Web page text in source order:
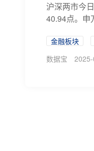
沪深两市今
40.94点。申
金融板块
数据宝